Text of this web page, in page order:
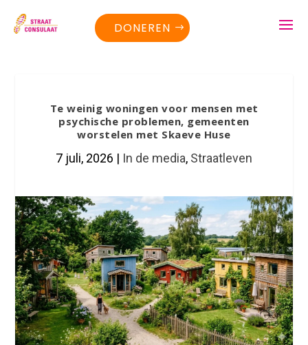
DONEREN
Te weinig woningen voor mensen met
psychische problemen, gemeenten
worstelen met Skaeve Huse
7 juli, 2026 | In de media, Straatleven